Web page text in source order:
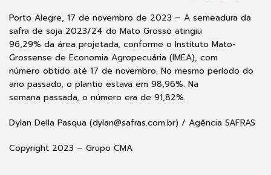
Porto Alegre, 17 de novembro de 2023 – A semeadura da
safra de soja 2023/24 do Mato Grosso atingiu
96,29% da área projetada, conforme o Instituto Mato-
Grossense de Economia Agropecuária (IMEA), com
número obtido até 17 de novembro. No mesmo período do
ano passado, o plantio estava em 98,96%. Na
semana passada, o número era de 91,82%.
Dylan Della Pasqua (dylan@safras.com.br) / Agência SAFRAS
Copyright 2023 – Grupo CMA